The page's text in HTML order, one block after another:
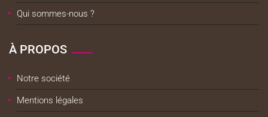
Qui sommes-nous ?
À PROPOS
Notre société
Mentions légales